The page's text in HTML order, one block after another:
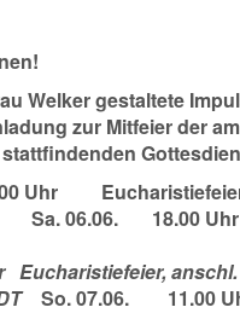
Welker gestaltete
zur Mitfeier der am
Uhr Eucharistiefeier
06.06. 18.00
anschl.
So. 07.06. 11.00